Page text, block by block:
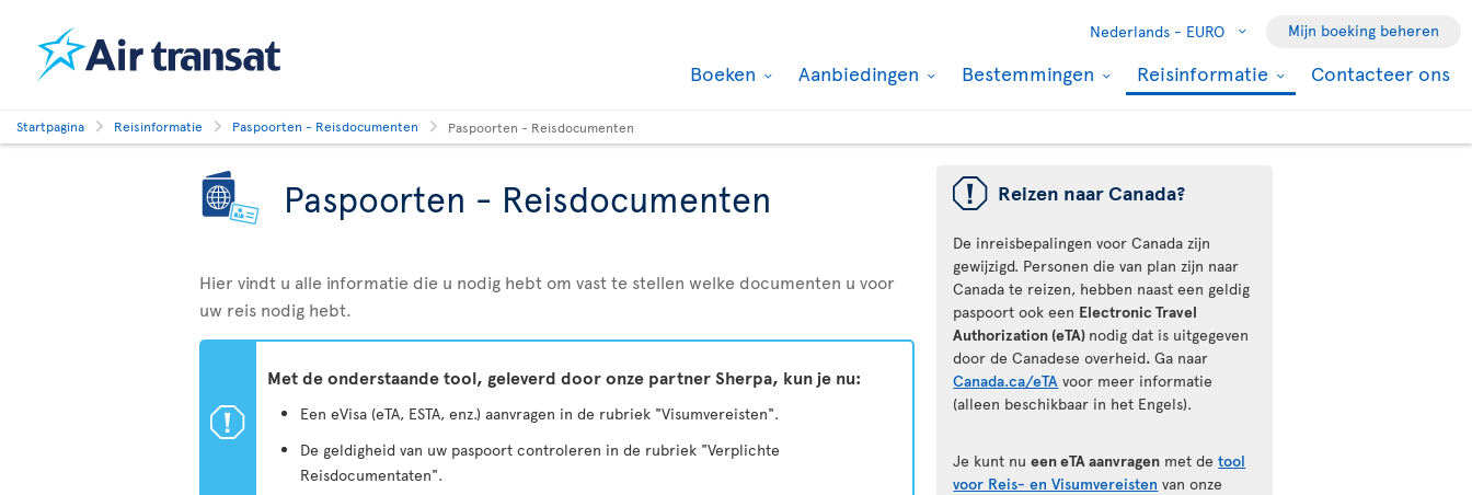
Nederlands - EURO Mijn boeking beheren
Boeken Aanbiedingen Bestemmingen Reisinformatie Contacteer ons
Startpagina Reisinformatie Paspoorten - Reisdocumenten Paspoorten - Reisdocumenten
Paspoorten - Reisdocumenten
Hier vindt u alle informatie die u nodig hebt om vast te stellen welke documenten u voor
uw reis nodig hebt.
ü
Met de onderstaande tool, geleverd door onze partner Sherpa, kun je nu:
Een eVisa (eTA, ESTA, enz.) aanvragen in de rubriek "Visumvereisten".
De geldigheid van uw paspoort controleren in de rubriek "Verplichte
Reisdocumentaten".
ü Reizen naar Canada?
De inreisbepalingen voor Canada zijn
gewijzigd. Personen die van plan zijn naar
Canada te reizen, hebben naast een geldig
paspoort ook een Electronic Travel
Authorization (eTA) nodig dat is uitgegeven
door de Canadese overheid.Ga naar
Canada.ca/eTA voor meer informatie
(alleen beschikbaar in het Engels).
Je kunt nueen eTA aanvragen met detool
voor Reis- en Visumvereisten van onze